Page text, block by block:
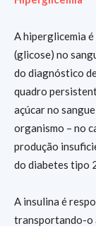
A hiperglicemia
(glicose) no
do diagnóstico
quadro
açúcar no
organismo – no
produção
do diabetes tipo
A insulina é
transportando-o